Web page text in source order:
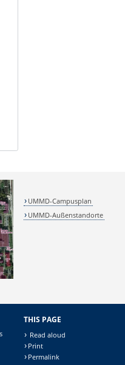
UMMD-Campusplan
UMMD-Außenstandorte
THIS PAGE
Read aloud
Print
Permalink